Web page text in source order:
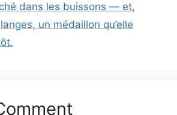
dans les buissons — et,
un médaillon qu’elle